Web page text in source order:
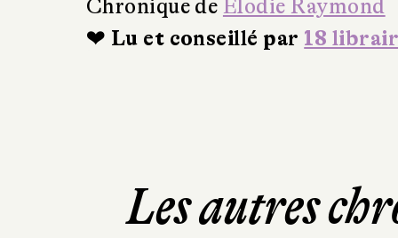
Chronique de Élodie Raymond
❤ Lu et conseillé par 18
Les autres